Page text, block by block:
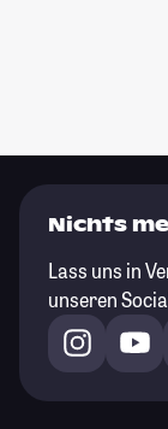
Nichts
Lass uns in
unseren